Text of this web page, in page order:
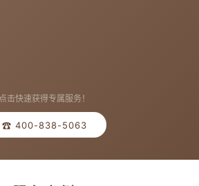
点击快速获得专属服务！
☎ 400-838-5063